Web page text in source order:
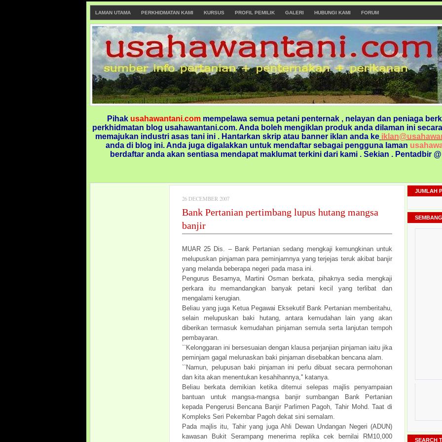
LAMAN UTAMA PERKHIDMATAN KAMI KURSUS PROFIL PEMILIK GALERI HUBUNGI KAMI FORUM
Pihak usahawantani.com mempelawa semua petani penternak , nelayan dan peniaga
perkhidmatan blog usahawantani.com. Anda boleh mengiklan produk anda dilaman ini
memajukan industri asas tani ini . Hantarkan skrip atau banner iklan anda ke
anda di blog ini.Anda juga digalakkan untuk mendaftar sebagai pengguna laman
berdaftar anda akan sentiasa mendapat maklumat terkini dari kami . Sekian . Pentadbir
26 DECEMBER 2007
Bank Pertanian pertimbang lupus hutang mangsa
banjir
MUAR 25 Dis. – Bank Pertanian sedang mengkaji kemungkinan untuk
melupuskan pinjaman para peminjamnya yang terjejas teruk akibat banjir
yang melanda beberapa negeri pada masa ini.
Pengurus Besarnya, Martini Osman berkata, pihaknya sedia mengkaji
perkara itu memandangkan banyak petani kecil yang terlibat dan
mengalami kerugian.
Beliau yang juga Ketua Pegawai Eksekutif Bank Pertanian memberitahu,
selain melupuskan baki hutang, antara kemudahan lain yang akan
diberikan termasuk kemudahan pinjaman semula serta lanjutan tempoh
pembayaran.
``Kelonggaran ini bersesuaian dengan klausa perjanjian pinjaman iaitu jika
peminjam gagal melunaskan baki pinjaman disebabkan bencana alam.
``Namun, pelupusan baki pinjaman ini perlu dibuat secara permohonan
dan kita akan menentukan kesahihannya,'' katanya.
Beliau berkata demikian ketika ditemui selepas majlis penyampaian
bantuan untuk mangsa-mangsa banjir sumbangan Bank Pertanian
kepada Pengerusi Bencana Banjir Parlimen Pagoh, Tahir Mohd. Taat di
Kompleks Seri Pekembar Pagoh dekat sini semalam.
Pada majlis itu, Tahir yang juga Ahli Dewan Undangan Negeri (ADUN)
kawasan Bukit Serampang menerima replika cek bernilai RM10,000
JUMLAH
SEARCH